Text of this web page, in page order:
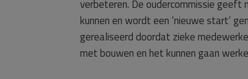
verbeteren. De oudercommissie geeft
kunnen en wordt een ‘nieuwe start’
gerealiseerd doordat zieke
met bouwen en het kunnen gaan